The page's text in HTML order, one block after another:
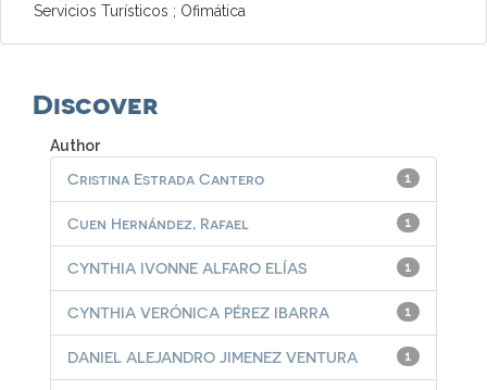
Servicios Turísticos ; Ofimática
Discover
Author
1
Cristina Estrada Cantero
1
Cuen Hernández, Rafael
1
CYNTHIA IVONNE ALFARO ELÍAS
1
CYNTHIA VERÓNICA PÉREZ IBARRA
1
DANIEL ALEJANDRO JIMENEZ VENTURA